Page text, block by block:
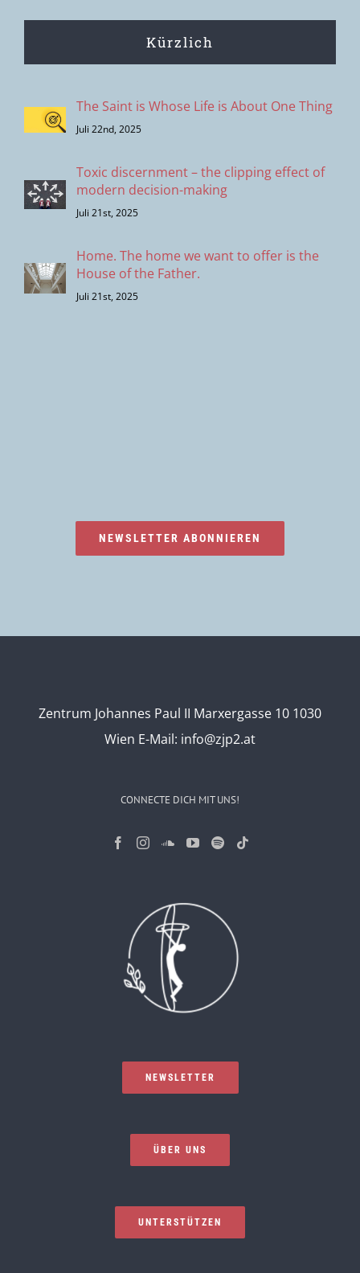
Kürzlich
The Saint is Whose Life is About One Thing
Juli 22nd, 2025
Toxic discernment – the clipping effect of
modern decision-making
Juli 21st, 2025
Home. The home we want to offer is the
House of the Father.
Juli 21st, 2025
NEWSLETTER ABONNIEREN
Zentrum Johannes Paul II Marxergasse 10 1030
Wien E-Mail: info@zjp2.at
CONNECTE DICH MIT UNS!
NEWSLETTER
ÜBER UNS
UNTERSTÜTZEN